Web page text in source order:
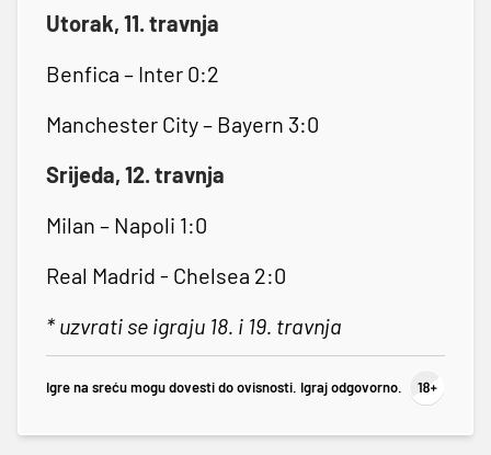
Utorak, 11. travnja
Benfica – Inter 0:2
Manchester City – Bayern 3:0
Srijeda, 12. travnja
Milan – Napoli 1:0
Real Madrid - Chelsea 2:0
* uzvrati se igraju 18. i 19. travnja
Igre na sreću mogu dovesti do ovisnosti. Igraj odgovorno.